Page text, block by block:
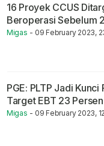
16 Proyek CCUS
Beroperasi Sebelum
Migas - 09 February 2023,
PGE: PLTP Jadi
Target EBT 23
Migas - 09 February 2023,